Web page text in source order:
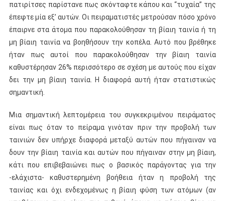
πατιρίτσες παρίστανε πως σκόνταφτε κάπου και “τυχαία” της
έπεφτε μία εξ’ αυτών. Οι πειραματιστές μετρούσαν πόσο χρόνο
έπαιρνε στα άτομα που παρακολούθησαν τη βίαιη ταινία ή τη
μη βίαιη ταινία να βοηθήσουν την κοπέλα. Αυτό που βρέθηκε
ήταν πως αυτοί που παρακολούθησαν την βίαιη ταινία
καθυστέρησαν 26% περισσότερο σε σχέση με αυτούς που είχαν
δει την μη βίαιη ταινία. Η διαφορά αυτή ήταν στατιστικώς
σημαντική.
Μια σημαντική λεπτομέρεια του συγκεκριμένου πειράματος
είναι πως όταν το πείραμα γινόταν πριν την προβολή των
ταινιών δεν υπήρχε διαφορά μεταξύ αυτών που πήγαιναν να
δουν την βίαιη ταινία και αυτών που πήγαιναν στην μη βίαιη,
κάτι που επιβεβαιώνει πως ο βασικός παράγοντας για την
-ελάχιστα- καθυστερημένη βοήθεια ήταν η προβολή της
ταινίας και όχι ενδεχομένως η βίαιη φύση των ατόμων (αν